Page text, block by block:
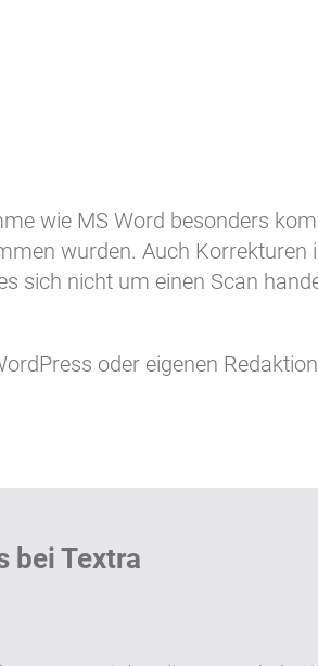
wie MS Word besonders
wurden. Auch Korrekturen
sich nicht um einen Scan
oder eigenen
bei Textra